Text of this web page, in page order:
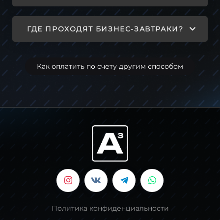
ГДЕ ПРОХОДЯТ БИЗНЕС-ЗАВТРАКИ?
Как оплатить по счету другим способом
Политика конфиденциальности